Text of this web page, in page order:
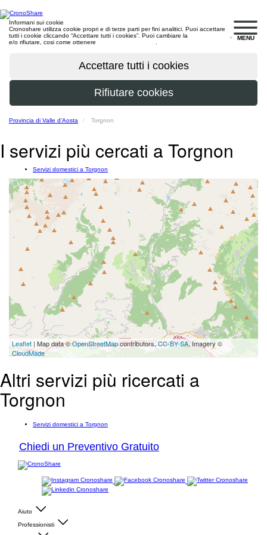
MENU
Informani sui cookie
Cronoshare utilizza cookie propri e di terze parti per fini analitici. Puoi accettare
tutti i cookie cliccando “Accettare tutti i cookies”. Puoi cambiare la
e/o rifiutare, cosi come ottenere
Provincia di Valle d'Aosta Torgnon
I servizi più cercati a Torgnon
Servizi domestici a Torgnon
Leaflet | Map data ©OpenStreetMapcontributors,CC-BY-SA, Imagery ©
CloudMade
Altri servizi più ricercati a
Torgnon
Servizi domestici a Torgnon
Chiedi un Preventivo Gratuito
Aiuto
Professionisti